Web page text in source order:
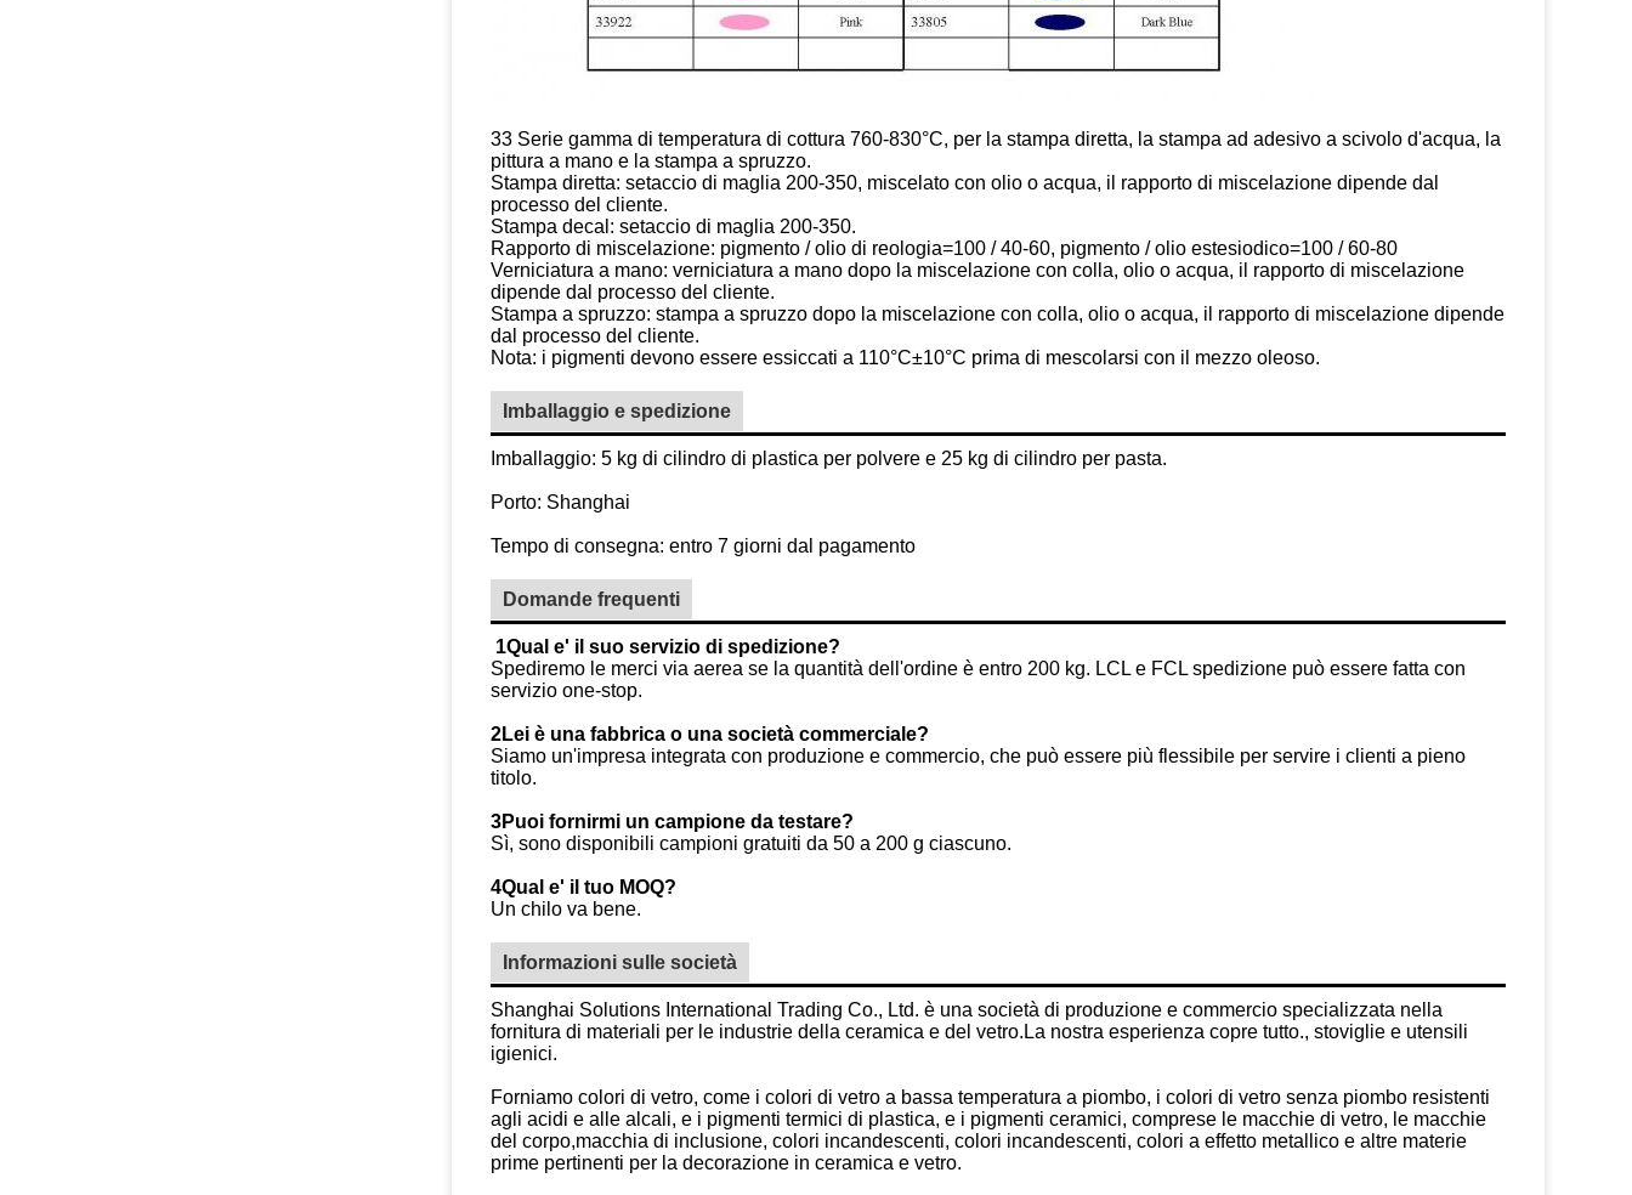
33 Serie gamma di temperatura di cottura 760-830°C, per la stampa diretta, la stampa ad adesivo a scivolo d'acqua, la
pittura a mano e la stampa a spruzzo.
Stampa diretta: setaccio di maglia 200-350, miscelato con olio o acqua, il rapporto di miscelazione dipende dal
processo del cliente.
Stampa decal: setaccio di maglia 200-350.
Rapporto di miscelazione: pigmento / olio di reologia=100 / 40-60, pigmento / olio estesiodico=100 / 60-80
Verniciatura a mano: verniciatura a mano dopo la miscelazione con colla, olio o acqua, il rapporto di miscelazione
dipende dal processo del cliente.
Stampa a spruzzo: stampa a spruzzo dopo la miscelazione con colla, olio o acqua, il rapporto di miscelazione dipende
dal processo del cliente.
Nota: i pigmenti devono essere essiccati a 110°C±10°C prima di mescolarsi con il mezzo oleoso.
Imballaggio e spedizione
Imballaggio: 5 kg di cilindro di plastica per polvere e 25 kg di cilindro per pasta.
Porto: Shanghai
Tempo di consegna: entro 7 giorni dal pagamento
Domande frequenti
1Qual e' il suo servizio di spedizione?
Spediremo le merci via aerea se la quantità dell'ordine è entro 200 kg. LCL e FCL spedizione può essere fatta con
servizio one-stop.
2Lei è una fabbrica o una società commerciale?
Siamo un'impresa integrata con produzione e commercio, che può essere più flessibile per servire i clienti a pieno
titolo.
3Puoi fornirmi un campione da testare?
Sì, sono disponibili campioni gratuiti da 50 a 200 g ciascuno.
4Qual e' il tuo MOQ?
Un chilo va bene.
Informazioni sulle società
Shanghai Solutions International Trading Co., Ltd. è una società di produzione e commercio specializzata nella
fornitura di materiali per le industrie della ceramica e del vetro.La nostra esperienza copre tutto., stoviglie e utensili
igienici.
Forniamo colori di vetro, come i colori di vetro a bassa temperatura a piombo, i colori di vetro senza piombo resistenti
agli acidi e alle alcali, e i pigmenti termici di plastica, e i pigmenti ceramici, comprese le macchie di vetro, le macchie
del corpo,macchia di inclusione, colori incandescenti, colori incandescenti, colori a effetto metallico e altre materie
prime pertinenti per la decorazione in ceramica e vetro.